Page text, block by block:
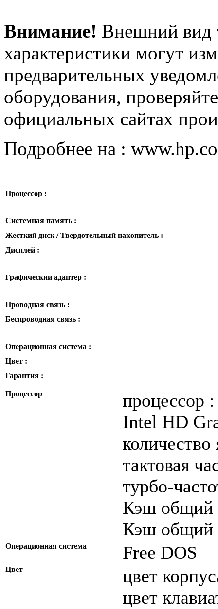
Внимание! Внешний вид
характеристики могут
предварительных
оборудования,
официальных сайтах
Подробнее на :
Процессор :
Системная память :
Жесткий диск / Твердотельный накопитель :
Дисплей :
Графический адаптер :
Проводная связь :
Беспроводная связь :
Операционная система :
Цвет :
Гарантия :
Процессор
Intel HD
количество
тактовая
турбо-
Кэш общий
Кэш общий
Операционная система Free DOS
Цвет
цвет
цвет